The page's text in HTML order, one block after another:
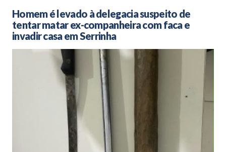
Homem é levado à delegacia suspeito de
tentar matar ex-companheira com faca e
invadir casa em Serrinha